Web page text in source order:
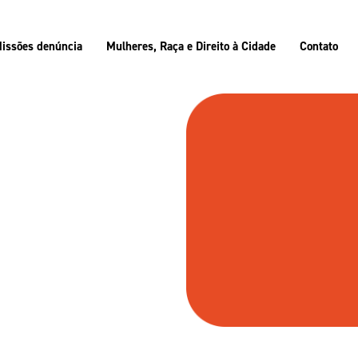
denúncia Mulheres, Raça e Direito à Cidade Contato